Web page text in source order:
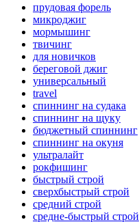
прудовая форель
микроджиг
мормышинг
твичинг
для новичков
береговой джиг
универсальный
travel
спиннинг на судака
спиннинг на щуку
бюджетный спиннинг
спиннинг на окуня
ультралайт
рокфишинг
быстрый строй
сверхбыстрый строй
средний строй
средне-быстрый строй